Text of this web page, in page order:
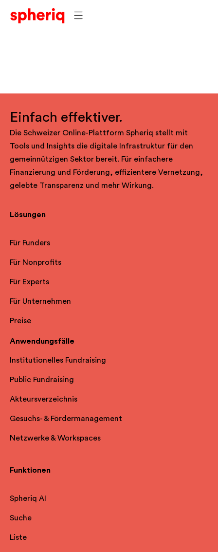
Einfach effektiver.
Die Schweizer Online-Plattform Spheriq stellt mit
Tools und Insights die digitale Infrastruktur für den
gemeinnützigen Sektor bereit. Für einfachere
Finanzierung und Förderung, effizientere Vernetzung,
gelebte Transparenz und mehr Wirkung.
Lösungen
Für Funders
Für Nonprofits
Für Experts
Für Unternehmen
Preise
Anwendungsfälle
Institutionelles Fundraising
Public Fundraising
Akteursverzeichnis
Gesuchs- & Fördermanagement
Netzwerke & Workspaces
Funktionen
Spheriq AI
Suche
Liste